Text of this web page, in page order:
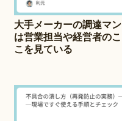
大手メーカーの調達マン
は営業担当や経営者のこ
こを見ている